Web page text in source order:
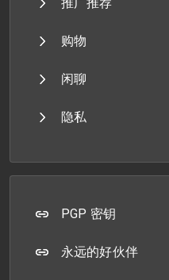
购物
闲聊
隐私
PGP 密钥
永远的好伙伴